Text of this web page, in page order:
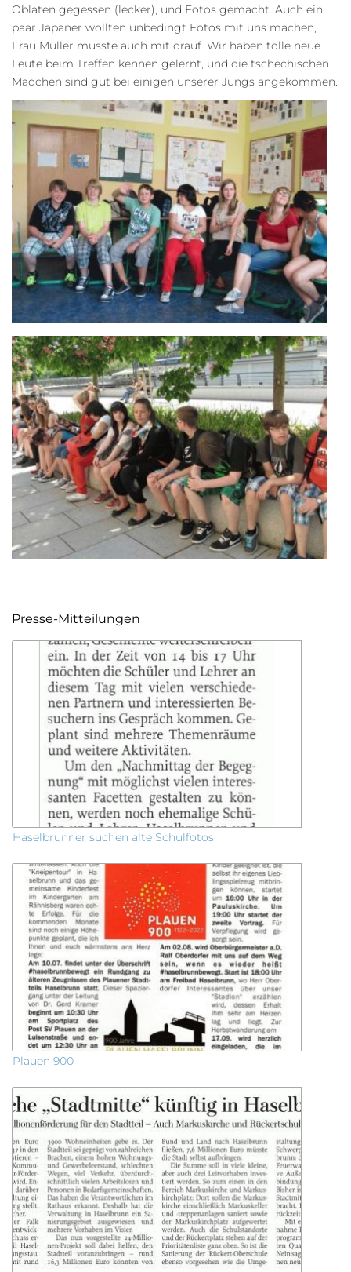
Oblaten gegessen (lecker), und Fotos gemacht. Auch ein
paar Japaner wollten unbedingt Fotos mit uns machen,
Frau Müller musste auch mit drauf. Wir haben tolle neue
Leute beim Treffen kennen gelernt, und die tschechischen
Mädchen sind gut bei einigen unserer Jungs angekommen.
Presse-Mitteilungen
Haselbrunner suchen alte Schulfotos
Plauen 900